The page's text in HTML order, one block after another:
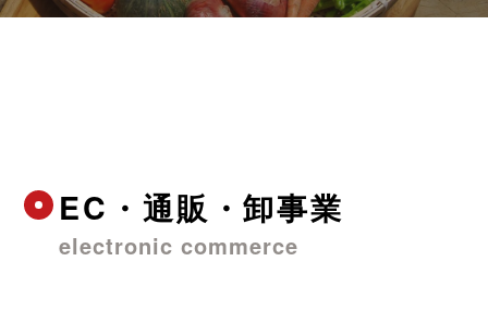
EC・通販・卸事業
electronic commerce